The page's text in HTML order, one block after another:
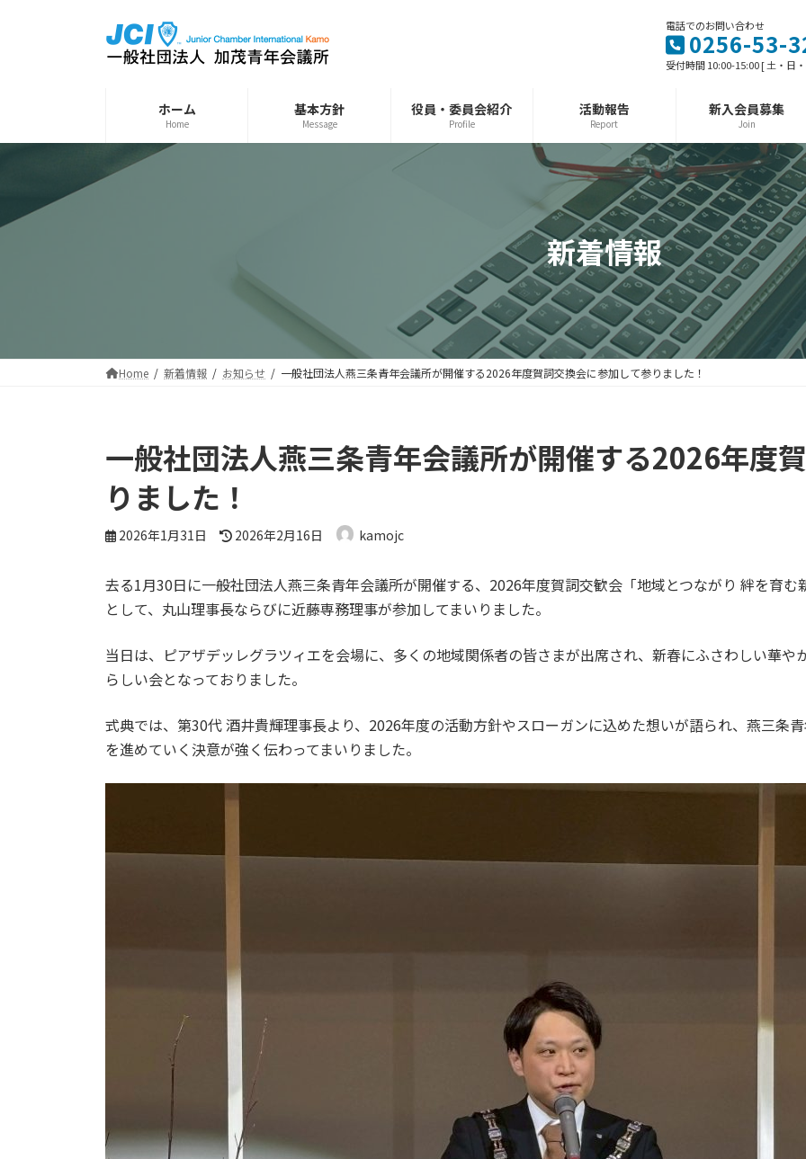
ス
ン
電話でのお問い合わせ
0256-53-
受付時間 10:00-15:00 [ 土・日
ホーム
Home
基本方針
Message
役員・委員会紹介
Profile
活動報告
Report
新入会員募集
Join
新着情報
Home 新着情報 お知らせ 一般社団法人燕三条青年会議所が開催する2026年度賀詞交換会に参加して参りました！
一般社団法人燕三条青年会議所が開催する2026年度
りました！
2026年1月31日
最
新
日
時
2026年2月16日 kamojc
去る1月30日に一般社団法人燕三条青年会議所が開催する、2026年度賀詞交歓会「地域とつながり 絆を育
として、丸山理事長ならびに近藤専務理事が参加してまいりました。
当日は、ピアザデッレグラツィエを会場に、多くの地域関係者の皆さまが出席され、新春にふさわしい華
らしい会となっておりました。
式典では、第30代 酒井貴輝理事長より、2026年度の活動方針やスローガンに込めた想いが語られ、燕三条
を進めていく決意が強く伝わってまいりました。